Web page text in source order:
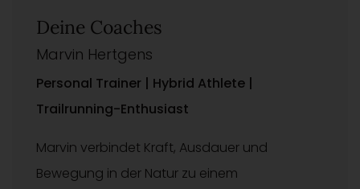
Deine Coaches
Marvin Hertgens
Personal Trainer | Hybrid Athlete |
Trailrunning-Enthusiast
Marvin verbindet Kraft, Ausdauer und
Bewegung in der Natur zu einem